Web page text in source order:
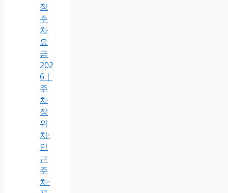
장
주
차
요
금
202
6｜
주
차
장
위
치·
인
근
주
차·